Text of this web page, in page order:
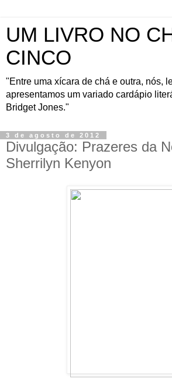
UM LIVRO NO
CINCO
"Entre uma xícara de chá e outra, nós,
apresentamos um variado cardápio
Bridget Jones."
3 de agosto de 2012
Divulgação: Prazeres da
Sherrilyn Kenyon